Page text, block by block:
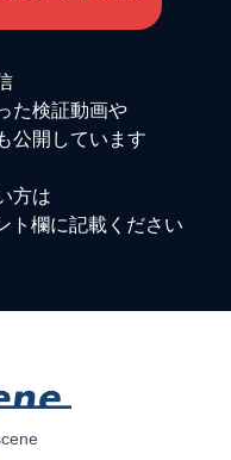
た検証動画や
公開しています
方は
ト欄に記載ください